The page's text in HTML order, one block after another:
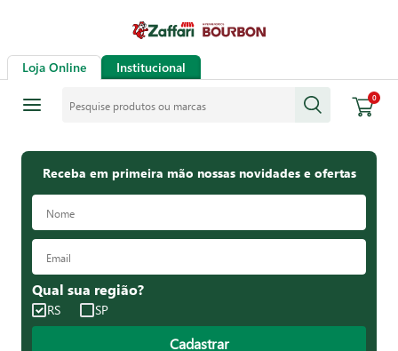
Loja Online Institucional
0
Receba em primeira mão nossas novidades e ofertas
Qual sua região?
RS SP
Cadastrar